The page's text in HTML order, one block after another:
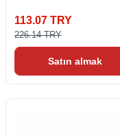
113.07 TRY
226.14 TRY
Satın almak